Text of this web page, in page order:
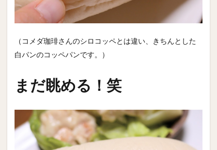
（コメダ珈琲さんのシロコッペとは違い、きちんとした
白パンのコッペパンです。）
まだ眺める！笑